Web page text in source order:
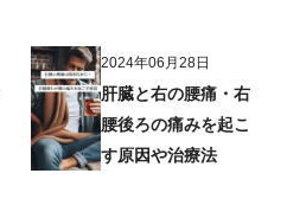
2024年06月28日
肝臓と右の腰痛・右
腰後ろの痛みを起こ
す原因や治療法